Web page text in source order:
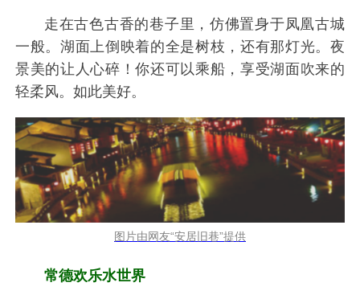
走在古色古香的巷子里，仿佛置身于凤凰古城
一般。湖面上倒映着的全是树枝，还有那灯光。夜
景美的让人心碎！你还可以乘船，享受湖面吹来的
轻柔风。如此美好。
图片由网友“安居旧巷”提供
常德欢乐水世界